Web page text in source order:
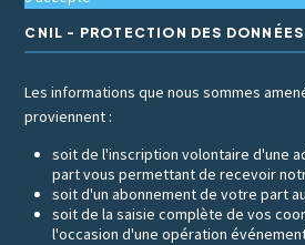
CNIL - PROTECTION DES
Les informations que nous sommes
proviennent :
soit de l'inscription volontaire d'une
part vous permettant de recevoir
soit d'un abonnement de votre part
soit de la saisie complète de vos
l'occasion d'une opération